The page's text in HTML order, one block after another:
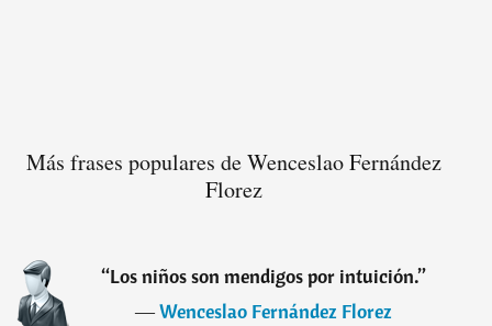
Más frases populares de Wenceslao Fernández
Florez
“Los niños son mendigos por intuición.”
―Wenceslao Fernández Florez